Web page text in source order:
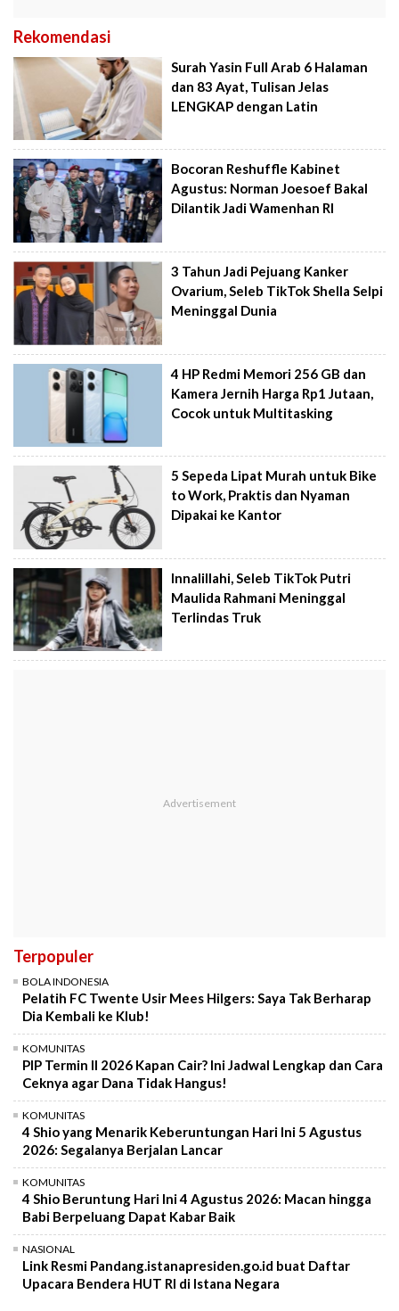
Rekomendasi
Surah Yasin Full Arab 6 Halaman
dan 83 Ayat, Tulisan Jelas
LENGKAP dengan Latin
Bocoran Reshuffle Kabinet
Agustus: Norman Joesoef Bakal
Dilantik Jadi Wamenhan RI
3 Tahun Jadi Pejuang Kanker
Ovarium, Seleb TikTok Shella Selpi
Meninggal Dunia
4 HP Redmi Memori 256 GB dan
Kamera Jernih Harga Rp1 Jutaan,
Cocok untuk Multitasking
5 Sepeda Lipat Murah untuk Bike
to Work, Praktis dan Nyaman
Dipakai ke Kantor
Innalillahi, Seleb TikTok Putri
Maulida Rahmani Meninggal
Terlindas Truk
Terpopuler
BOLA INDONESIA
Pelatih FC Twente Usir Mees Hilgers: Saya Tak Berharap
Dia Kembali ke Klub!
KOMUNITAS
PIP Termin II 2026 Kapan Cair? Ini Jadwal Lengkap dan Cara
Ceknya agar Dana Tidak Hangus!
KOMUNITAS
4 Shio yang Menarik Keberuntungan Hari Ini 5 Agustus
2026: Segalanya Berjalan Lancar
KOMUNITAS
4 Shio Beruntung Hari Ini 4 Agustus 2026: Macan hingga
Babi Berpeluang Dapat Kabar Baik
NASIONAL
Link Resmi Pandang.istanapresiden.go.id buat Daftar
Upacara Bendera HUT RI di Istana Negara